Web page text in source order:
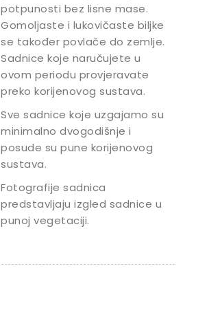
potpunosti bez lisne mase.
Gomoljaste i lukovičaste biljke
se također povlače do zemlje.
Sadnice koje naručujete u
ovom periodu provjeravate
preko korijenovog sustava.
Sve sadnice koje uzgajamo su
minimalno dvogodišnje i
posude su pune korijenovog
sustava.
Fotografije sadnica
predstavljaju izgled sadnice u
punoj vegetaciji.